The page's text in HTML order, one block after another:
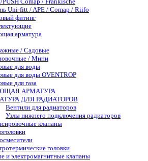
Uni-fitt / APE / Comap / Riifo
фитинг
арматура
/ Садовые
/ Мини
для воды
для воды OVENTROP
для газа
АРМАТУРА
ДЛЯ РАДИАТОРОВ
Вентили для радиаторов
Узлы нижнего подключения радиаторов
клапаны
головки
и электромагнитные клапаны